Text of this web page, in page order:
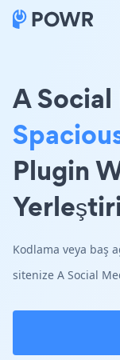
A
Plugin
Kodlama veya baş
sitenize A Social